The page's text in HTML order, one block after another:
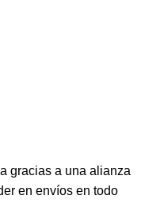
gracias a una alianza
en envíos en todo